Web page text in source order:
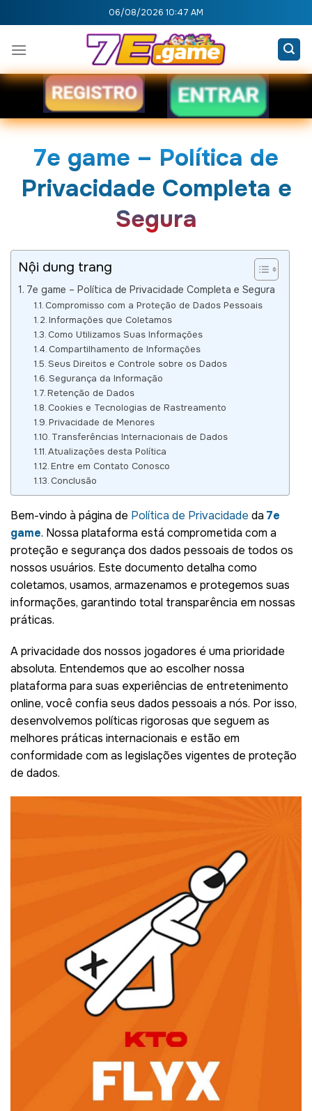
to
content
06/08/2026 10:47 AM
7e game – Política de
Privacidade Completa e
Segura
Nội dung trang
7e game – Política de Privacidade Completa e Segura
Compromisso com a Proteção de Dados Pessoais
Informações que Coletamos
Como Utilizamos Suas Informações
Compartilhamento de Informações
Seus Direitos e Controle sobre os Dados
Segurança da Informação
Retenção de Dados
Cookies e Tecnologias de Rastreamento
Privacidade de Menores
Transferências Internacionais de Dados
Atualizações desta Política
Entre em Contato Conosco
Conclusão
Bem-vindo à página de Política de Privacidade da 7e
game. Nossa plataforma está comprometida com a
proteção e segurança dos dados pessoais de todos os
nossos usuários. Este documento detalha como
coletamos, usamos, armazenamos e protegemos suas
informações, garantindo total transparência em nossas
práticas.
A privacidade dos nossos jogadores é uma prioridade
absoluta. Entendemos que ao escolher nossa
plataforma para suas experiências de entretenimento
online, você confia seus dados pessoais a nós. Por isso,
desenvolvemos políticas rigorosas que seguem as
melhores práticas internacionais e estão em
conformidade com as legislações vigentes de proteção
de dados.